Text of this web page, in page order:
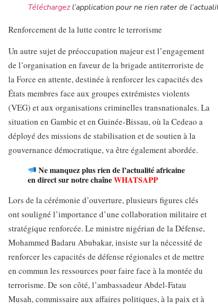
Téléchargezl’application pour ne rien rater de
Renforcement de la lutte contre le terrorisme
Un autre sujet de préoccupation majeur est l’engagement
de l’organisation en faveur de la brigade antiterroriste de
la Force en attente, destinée à renforcer les capacités des
États membres face aux groupes extrémistes violents
(VEG) et aux organisations criminelles transnationales. La
situation en Gambie et en Guinée-Bissau, où la Cedeao a
déployé des missions de stabilisation et de soutien à la
gouvernance démocratique, va être également abordée.
Ne manquez plus rien de l’actualité africaine
en direct sur notre chaîneWHATSAPP
Lors de la cérémonie d’ouverture, plusieurs figures clés
ont souligné l’importance d’une collaboration militaire et
stratégique renforcée. Le ministre nigérian de la Défense,
Mohammed Badaru Abubakar, insiste sur la nécessité de
renforcer les capacités de défense régionales et de mettre
en commun les ressources pour faire face à la montée du
terrorisme. De son côté, l’ambassadeur Abdel-Fatau
Musah, commissaire aux affaires politiques, à la paix et à